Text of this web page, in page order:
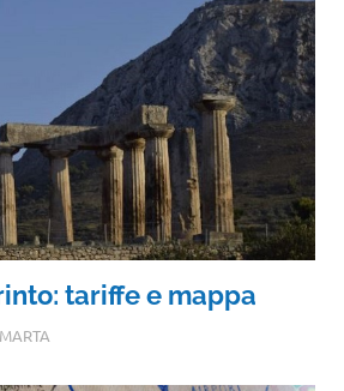
tariffe e mappa
MARTA